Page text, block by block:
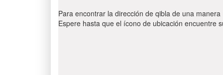
Para encontrar la dirección de qibla de una
Espere hasta que el ícono de ubicación encuentre